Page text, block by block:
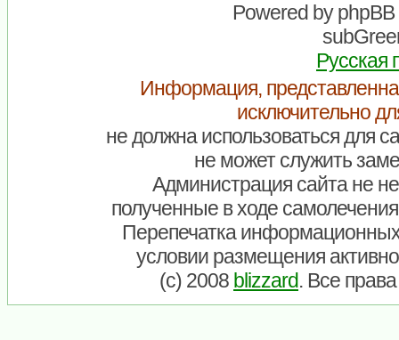
Powered byphpBB
Русская
Информация,
исключительно
не должна использоваться для
не может служить
Администрация сайта не
полученные в ходе
Перепечатка
условии размещения
(c) 2008 blizzard. Все